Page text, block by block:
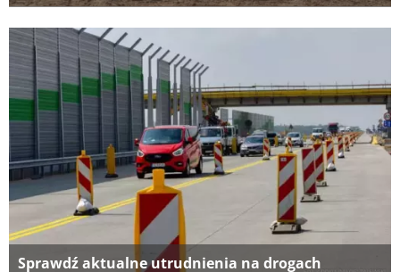
Sprawdź aktualne utrudnienia na drogach